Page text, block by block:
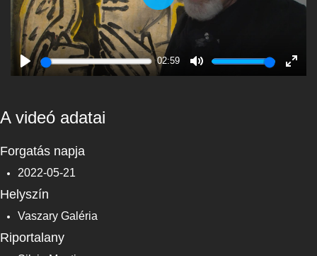
Play
02:59
Mute
Enter
Play
A videó adatai
Forgatás napja
2022-05-21
Helyszín
Vaszary Galéria
Riportalany